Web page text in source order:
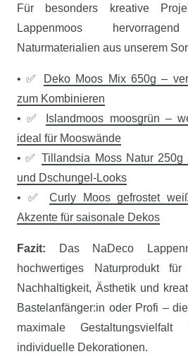
Für besonders kreative
Lappenmoos
Naturmaterialien aus unserem
• ✅
Deko Moos Mix 650g –
zum Kombinieren
• ✅
Islandmoos moosgrün –
ideal für Mooswände
• ✅Tillandsia Moss Natur 250g
und Dschungel-Looks
• ✅ Curly Moos gefrostet
Akzente für saisonale Dekos
Fazit: Das NaDeco
hochwertiges Naturprodukt
Nachhaltigkeit, Ästhetik und
Bastelanfänger:in oder Profi –
maximale
individuelle Dekorationen.